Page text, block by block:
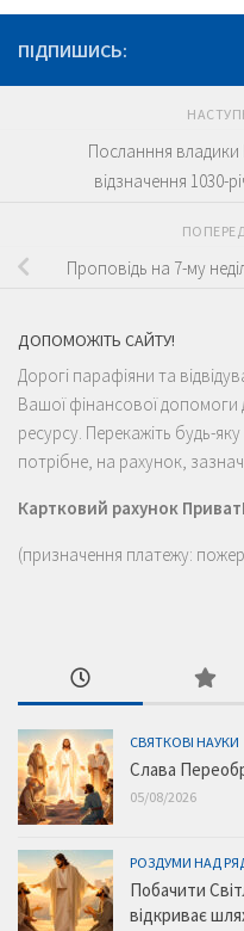
ПІДПИШИСЬ:
Посланння владики
відзначення 1030-
Проповідь на 7-му
ДОПОМОЖІТЬ САЙТУ!
Дорогі парафіяни та
Вашої фінансової
ресурсу. Перекажіть будь-
потрібне, на рахунок,
Картковий рахунок
(призначення платежу:
СВЯТКОВІ НАУКИ
Слава
05/08/2026
РОЗДУМИ НАД
Побачити
відкриває